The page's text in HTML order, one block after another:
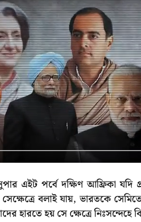
এইট পর্বে দক্ষিণ আফ্রিকা যদি
বলাই যায়, ভারতকে
হারতে হয় সে ক্ষেত্রে নিঃসন্দেহে